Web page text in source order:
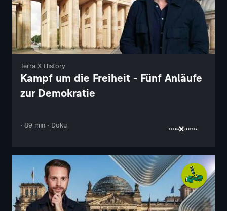
Terra X History
Kampf um die Freiheit - Fünf Anläufe
zur Demokratie
· 89 min · Doku